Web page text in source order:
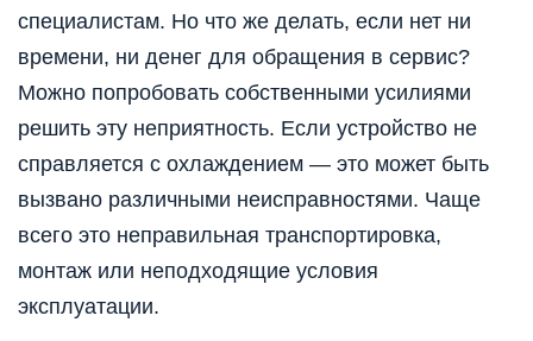
специалистам. Но что же делать, если нет ни
времени, ни денег для обращения в сервис?
Можно попробовать собственными усилиями
решить эту неприятность. Если устройство не
справляется с охлаждением — это может быть
вызвано различными неисправностями. Чаще
всего это неправильная транспортировка,
монтаж или неподходящие условия
эксплуатации.